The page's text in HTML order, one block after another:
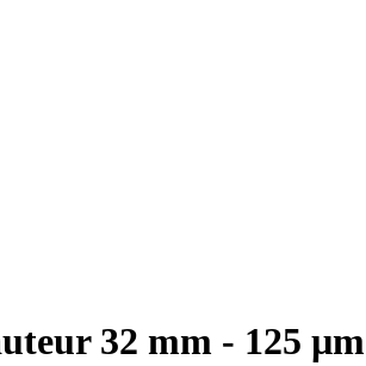
32 mm - 125 µm